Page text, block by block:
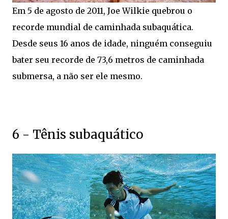
Em 5 de agosto de 2011, Joe Wilkie quebrou o
recorde mundial de caminhada subaquática.
Desde seus 16 anos de idade, ninguém conseguiu
bater seu recorde de 73,6 metros de caminhada
submersa, a não ser ele mesmo.
6 - Tênis subaquático